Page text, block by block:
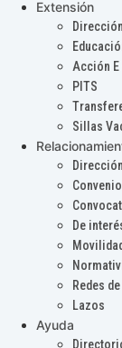
Extensión
Acción E
PITS
Sillas
De
Redes
Lazos
Ayuda